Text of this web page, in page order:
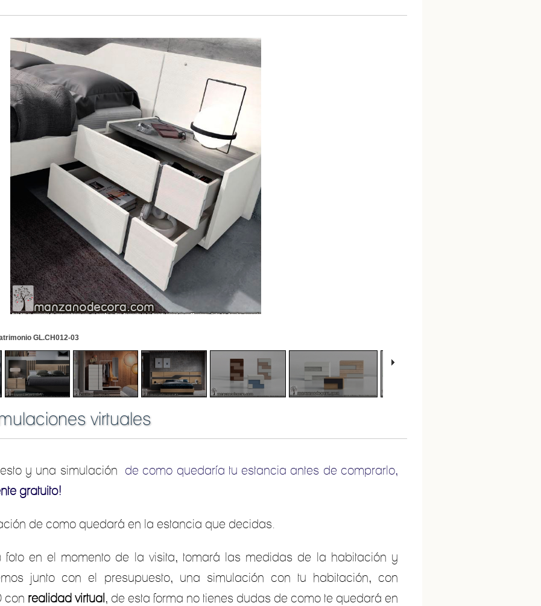
GL.CH012-03
virtuales
y una simulación de como quedaría tu estancia antes de comprarlo,
gratuito!
de como quedará en la estancia que decidas.
en el momento de la visita, tomará las medidas de la habitación y
junto con el presupuesto, una simulación con tu habitación, con
con realidad virtual, de esta forma no tienes dudas de como te quedará en